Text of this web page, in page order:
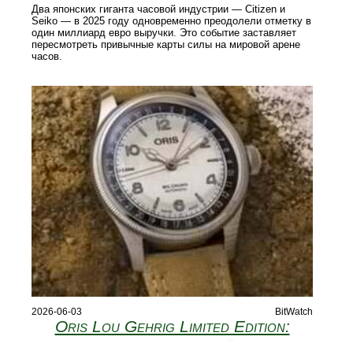
Два японских гиганта часовой индустрии — Citizen и
Seiko — в 2025 году одновременно преодолели отметку в
один миллиард евро выручки. Это событие заставляет
пересмотреть привычные карты силы на мировой арене
часов.
2026-06-03 BitWatch
Oris Lou Gehrig Limited Edition: